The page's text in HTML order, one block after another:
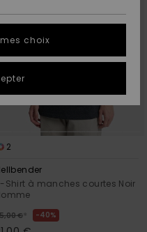
2
Shirt à manches courtes Noir
€ * 40%
choix